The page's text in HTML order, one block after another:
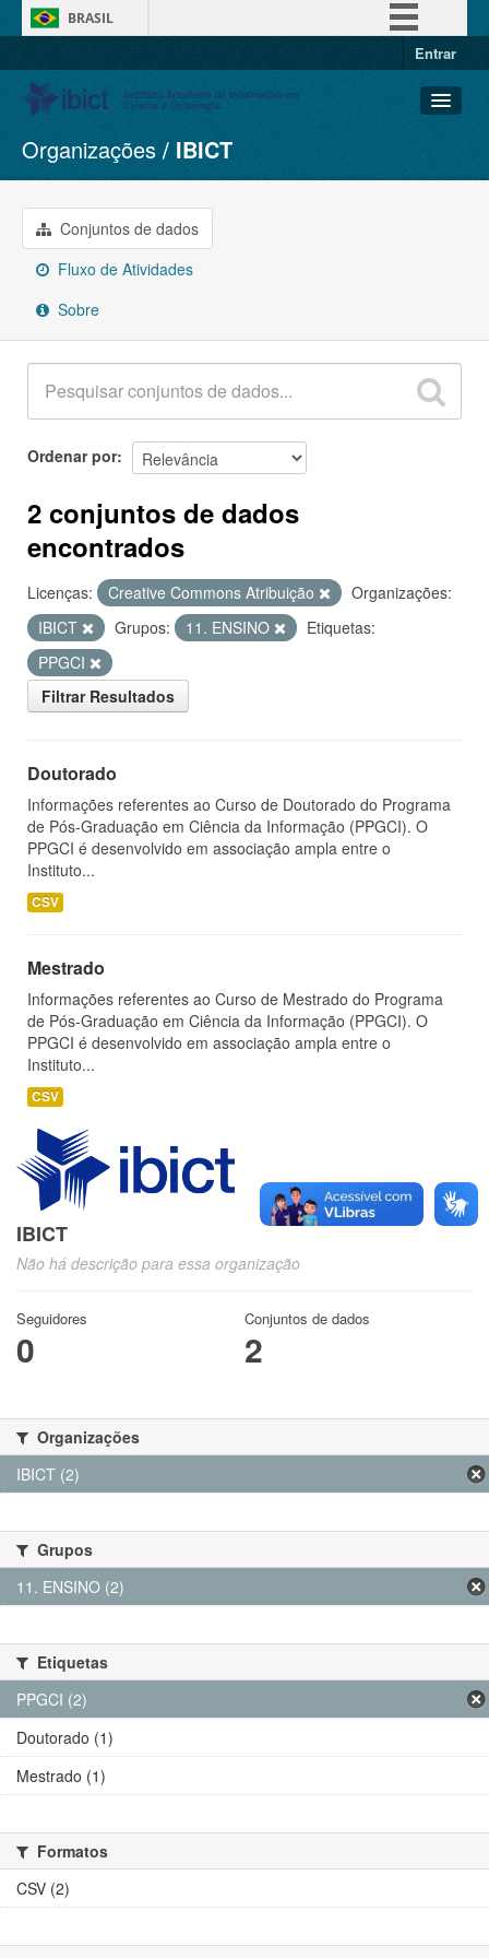
BRASIL
Entrar
Conjuntos de dados
Organizações
Grupos
Sobre
Organizações IBICT
Conjuntos de dados
Fluxo de Atividades
Sobre
Ordenar por
2 conjuntos de dados
encontrados
Licenças: Creative Commons Atribuição
Organizações:
IBICT
Grupos: 11. ENSINO
Etiquetas:
PPGCI
Filtrar Resultados
Doutorado
Informações referentes ao Curso de Doutorado do Programa
de Pós-Graduação em Ciência da Informação (PPGCI). O
PPGCI é desenvolvido em associação ampla entre o
Instituto...
CSV
Mestrado
Informações referentes ao Curso de Mestrado do Programa
de Pós-Graduação em Ciência da Informação (PPGCI). O
PPGCI é desenvolvido em associação ampla entre o
Instituto...
CSV
IBICT
Não há descrição para essa organização
Seguidores
0
Conjuntos de dados
2
Organizações
IBICT (2)
Grupos
11. ENSINO (2)
Etiquetas
PPGCI (2)
Doutorado (1)
Mestrado (1)
Formatos
CSV (2)